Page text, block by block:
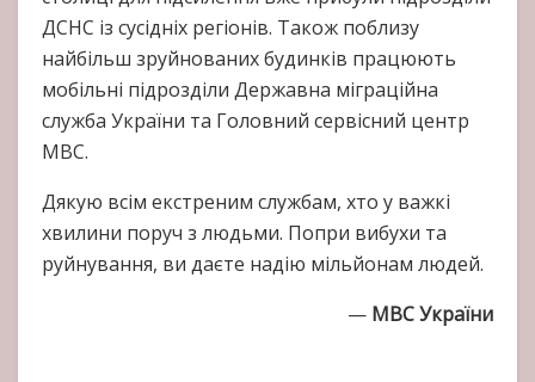
ДСНС із сусідніх регіонів. Також поблизу
найбільш зруйнованих будинків працюють
мобільні підрозділи Державна міграційна
служба України та Головний сервісний центр
МВС.
Дякую всім екстреним службам, хто у важкі
хвилини поруч з людьми. Попри вибухи та
руйнування, ви даєте надію мільйонам людей.
— МВС України